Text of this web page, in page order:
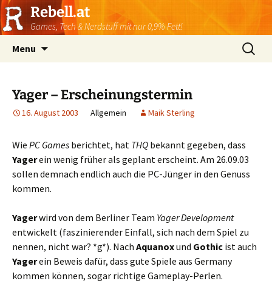
Rebell.at
Games, Tech & Nerdstuff mit nur 0,9% Fett!
Menu
Suchen
nach:
Yager – Erscheinungstermin
16. August 2003 Allgemein Maik Sterling
Wie PC Games berichtet, hat THQ bekannt gegeben, dass
Yagerein wenig früher als geplant erscheint. Am 26.09.03
sollen demnach endlich auch die PC-Jünger in den Genuss
kommen.
Yagerwird von dem Berliner Team Yager Development
entwickelt (faszinierender Einfall, sich nach dem Spiel zu
nennen, nicht war? *g*). Nach Aquanoxund Gothic ist auch
Yagerein Beweis dafür, dass gute Spiele aus Germany
kommen können, sogar richtige Gameplay-Perlen.